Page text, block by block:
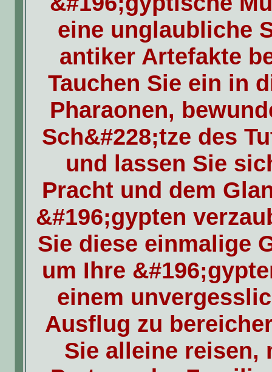
eine unglaubliche
antiker Artefakte
Tauchen Sie ein in
Pharaonen,
Sch&#228;tze des
und lassen Sie
Pracht und dem
&#196;gypten
Sie diese einmalige
um Ihre
einem
Ausflug zu
Sie alleine reisen,